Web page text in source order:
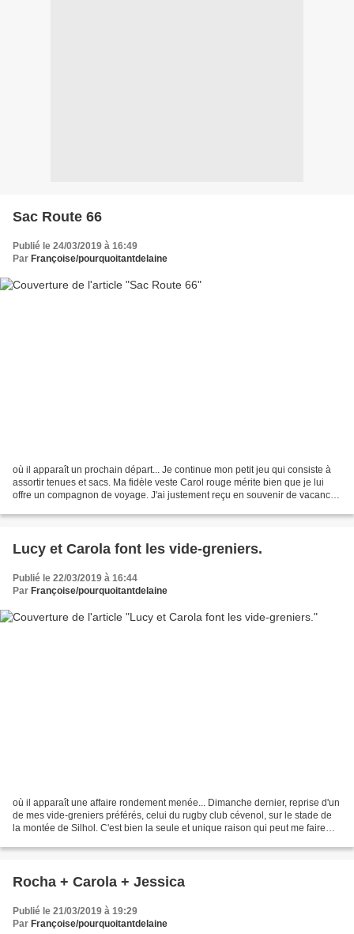
Sac Route 66
Publié le 24/03/2019 à 16:49
Par Françoise/pourquoitantdelaine
où il apparaît un prochain départ... Je continue mon petit jeu qui consiste à
assortir tenues et sacs. Ma fidèle veste Carol rouge mérite bien que je lui
offre un compagnon de voyage. J'ai justement reçu en souvenir de vacances
Lucy et Carola font les vide-greniers.
Publié le 22/03/2019 à 16:44
Par Françoise/pourquoitantdelaine
où il apparaît une affaire rondement menée... Dimanche dernier, reprise d'un
de mes vide-greniers préférés, celui du rugby club cévenol, sur le stade de
la montée de Silhol. C'est bien la seule et unique raison qui peut me faire
Rocha + Carola + Jessica
Publié le 21/03/2019 à 19:29
Par Françoise/pourquoitantdelaine